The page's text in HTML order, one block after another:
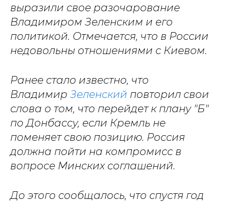
выразили свое разочарование
Владимиром Зеленским и его
политикой. Отмечается, что в России
недовольны отношениями с Киевом.
Ранее стало известно, что
Владимир Зеленский повторил свои
слова о том, что перейдет к плану "Б"
по Донбассу, если Кремль не
поменяет свою позицию. Россия
должна пойти на компромисс в
вопросе Минских соглашений.
До этого сообщалось, что спустя год